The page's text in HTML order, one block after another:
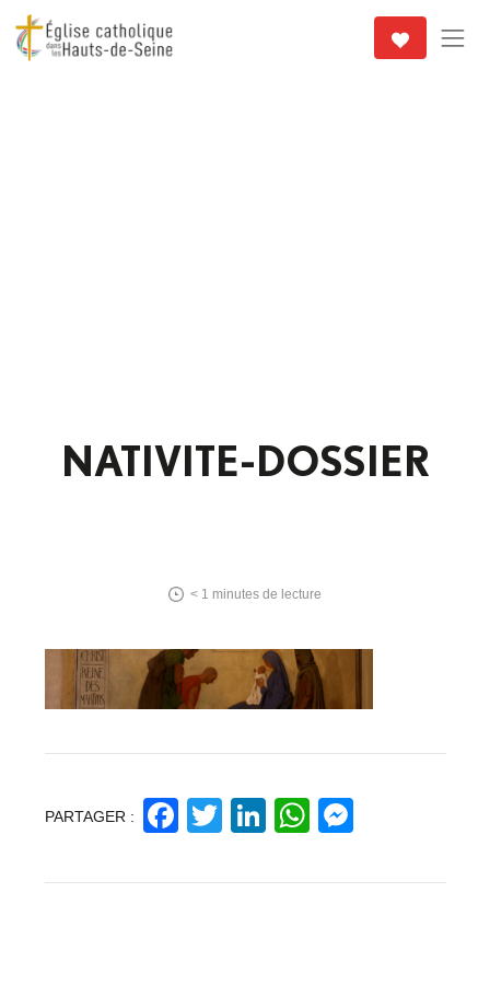
NATIVITE-DOSSIER
< 1 minutes de lecture
PARTAGER : Facebook
Twitter
LinkedIn
WhatsApp